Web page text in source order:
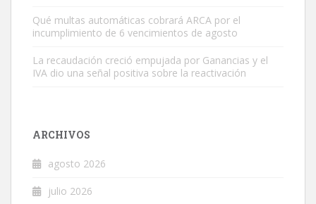
Qué multas automáticas cobrará ARCA por el
incumplimiento de 6 vencimientos de agosto
La recaudación creció empujada por Ganancias y el
IVA dio una señal positiva sobre la reactivación
ARCHIVOS
agosto 2026
julio 2026